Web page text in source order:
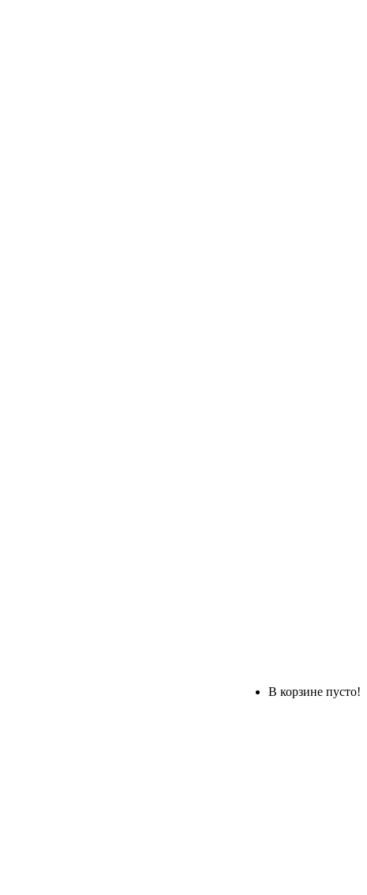
В корзине пусто!